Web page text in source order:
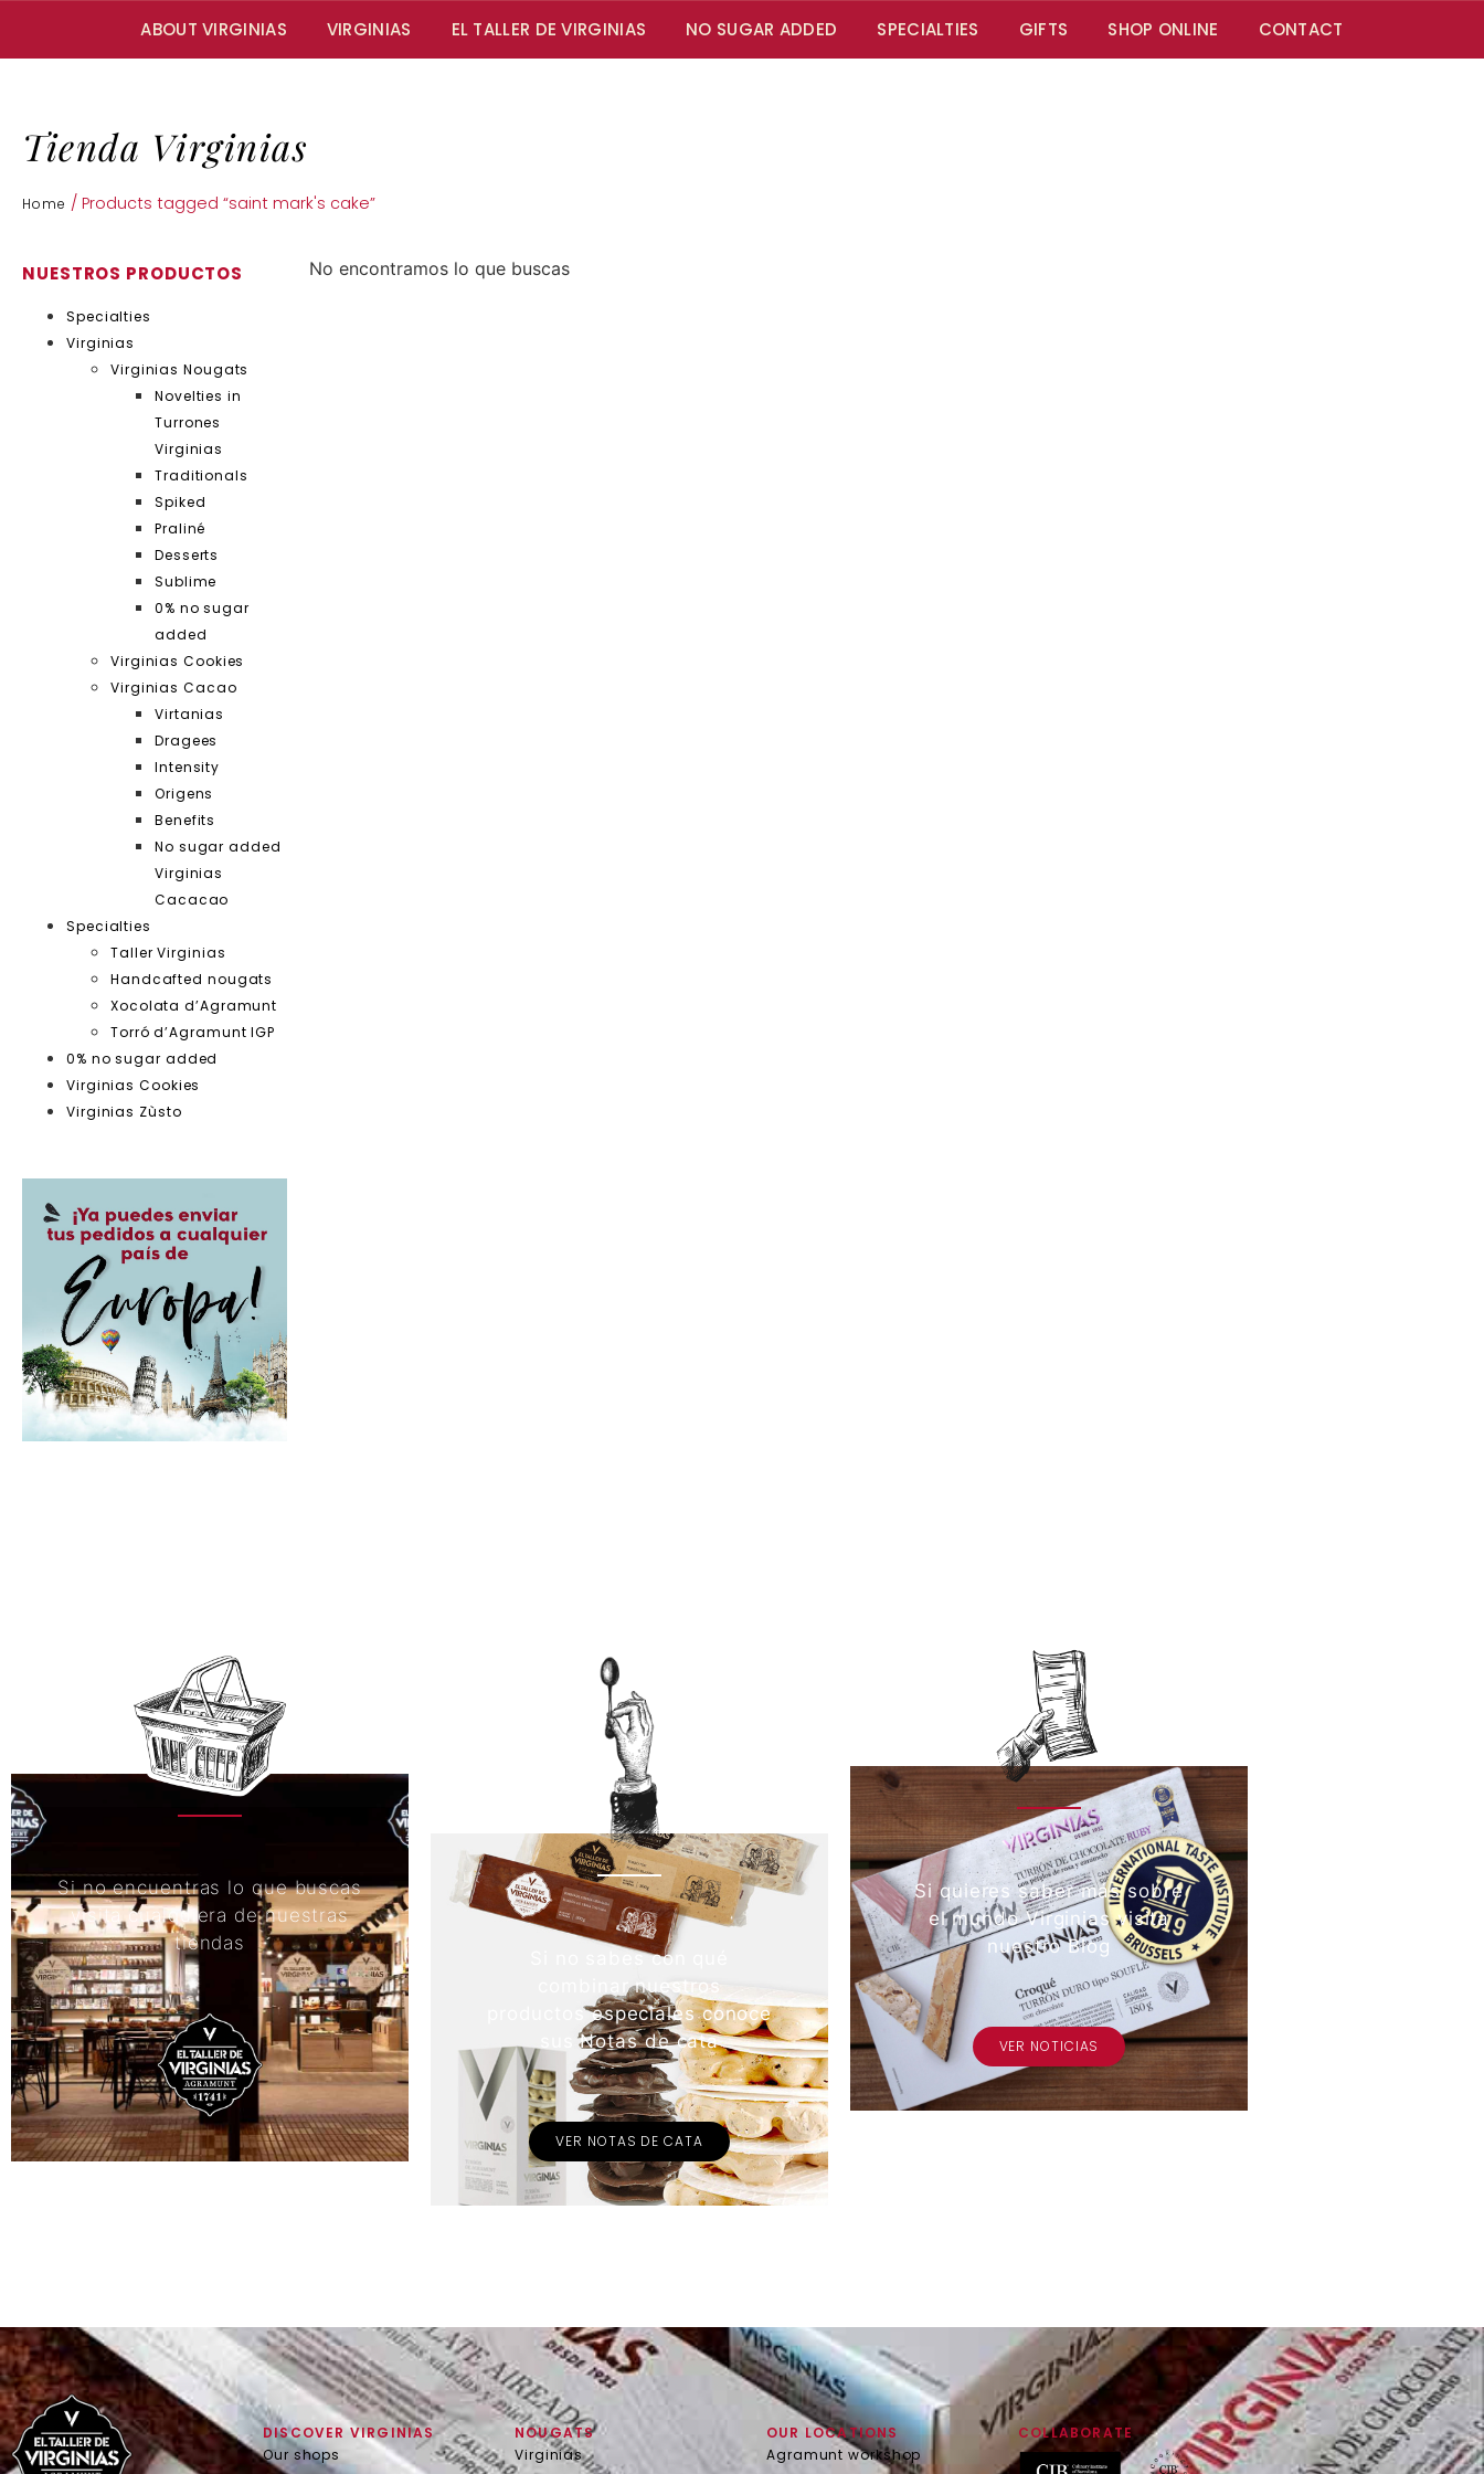
ABOUT VIRGINIAS VIRGINIAS EL TALLER DE VIRGINIAS NO SUGAR ADDED SPECIALTIES GIFTS SHOP ONLINE CONTACT
Tienda Virginias
Home / Products tagged “saint mark's cake”
NUESTROS PRODUCTOS
Specialties
Virginias
Virginias Nougats
Novelties in
Turrones
Virginias
Traditionals
Spiked
Praliné
Desserts
Sublime
0% no sugar
added
Virginias Cookies
Virginias Cacao
Virtanias
Dragees
Intensity
Origens
Benefits
No sugar added
Virginias
Cacacao
Specialties
Taller Virginias
Handcafted nougats
Xocolata d’Agramunt
Torró d’Agramunt IGP
0% no sugar added
Virginias Cookies
Virginias Zùsto
No encontramos lo que buscas
Si no encuentras lo que buscas
visita cualquiera de nuestras
tiendas
Si no sabes con qué
combinar nuestros
productos especiales conoce
sus Notas de cata
VER NOTAS DE CATA
Si quieres saber más sobre
el mundo Virginias visita
nuestro Blog
VER NOTICIAS
DISCOVER VIRGINIAS
Our shops
NOUGATS
Virginias
OUR LOCATIONS
Agramunt workshop
COLLABORATE